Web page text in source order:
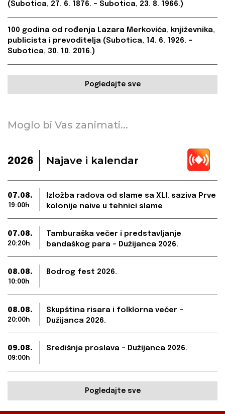
(Subotica, 27. 6. 1876. – Subotica, 23. 8. 1966.)
100 godina od rođenja Lazara Merkovića, književnika,
publicista i prevoditelja (Subotica, 14. 6. 1926. –
Subotica, 30. 10. 2016.)
Pogledajte sve
Moglo bi Vas zanimati...
2026 Najave i kalendar
07.08.
19:00h
Izložba radova od slame sa XLI. saziva Prve
kolonije naive u tehnici slame
07.08.
20:20h
Tamburaška večer i predstavljanje
bandaškog para – Dužijanca 2026.
08.08.
10:00h
Bodrog fest 2026.
08.08.
20:00h
Skupština risara i folklorna večer –
Dužijanca 2026.
09.08.
09:00h
Središnja proslava – Dužijanca 2026.
Pogledajte sve